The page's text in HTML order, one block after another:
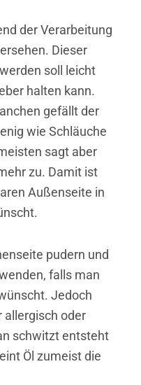
der Verarbeitung
Dieser
soll leicht
halten kann.
gefällt der
wie Schläuche
sagt aber
zu. Damit ist
Außenseite in
pudern und
falls man
Jedoch
allergisch oder
schwitzt entsteht
Öl zumeist die